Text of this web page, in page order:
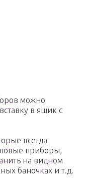
можно
в ящик с
всегда
приборы,
на видном
баночках и т.д.